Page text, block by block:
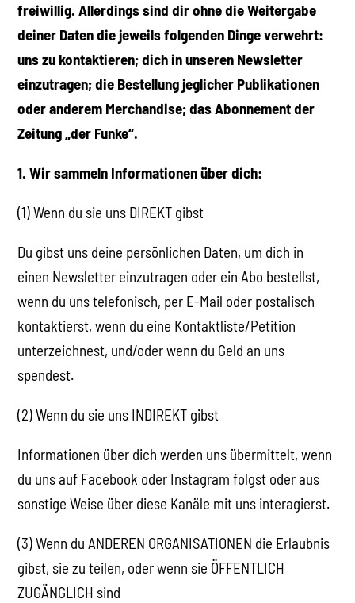
freiwillig. Allerdings sind dir ohne die Weitergabe
deiner Daten die jeweils folgenden Dinge verwehrt:
uns zu kontaktieren; dich in unseren Newsletter
einzutragen; die Bestellung jeglicher Publikationen
oder anderem Merchandise; das Abonnement der
Zeitung „der Funke“.
1. Wir sammeln Informationen über dich:
(1) Wenn du sie uns DIREKT gibst
Du gibst uns deine persönlichen Daten, um dich in
einen Newsletter einzutragen oder ein Abo bestellst,
wenn du uns telefonisch, per E-Mail oder postalisch
kontaktierst, wenn du eine Kontaktliste/Petition
unterzeichnest, und/oder wenn du Geld an uns
spendest.
(2) Wenn du sie uns INDIREKT gibst
Informationen über dich werden uns übermittelt, wenn
du uns auf Facebook oder Instagram folgst oder aus
sonstige Weise über diese Kanäle mit uns interagierst.
(3) Wenn du ANDEREN ORGANISATIONEN die Erlaubnis
gibst, sie zu teilen, oder wenn sie ÖFFENTLICH
ZUGÄNGLICH sind